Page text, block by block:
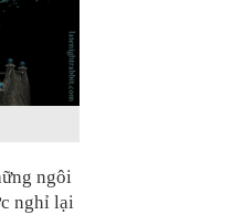
ngôi
nghỉ lại